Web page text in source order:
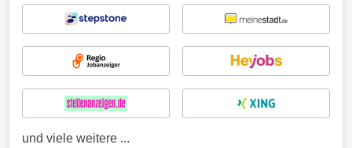
und viele weitere ...